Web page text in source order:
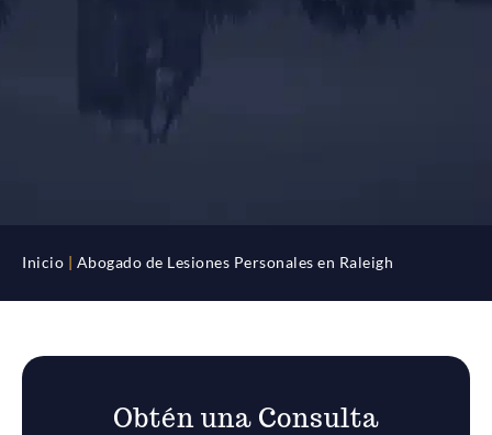
Inicio Abogado de Lesiones Personales en Raleigh
Obtén una Consulta